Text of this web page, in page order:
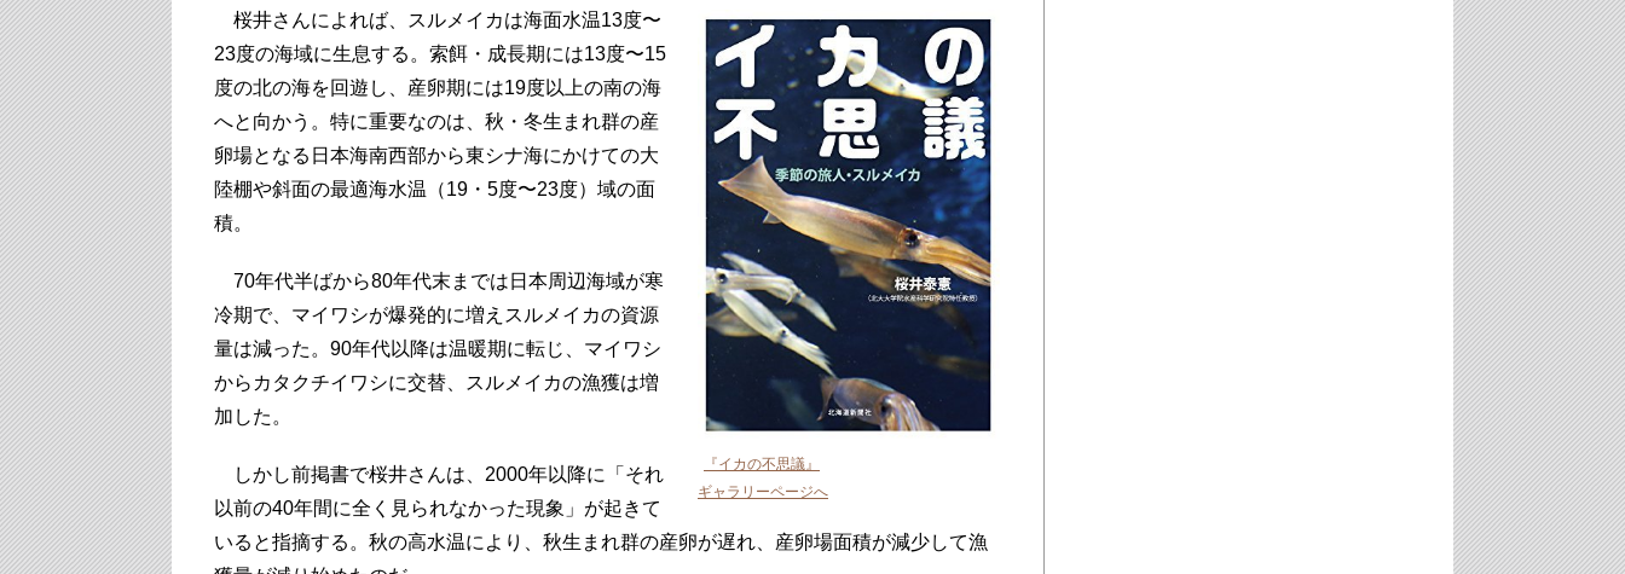
『イカの不思議』
ギャラリーページへ
桜井さんによれば、スルメイカは海面水温13度〜
23度の海域に生息する。索餌・成長期には13度〜15
度の北の海を回遊し、産卵期には19度以上の南の海
へと向かう。特に重要なのは、秋・冬生まれ群の産
卵場となる日本海南西部から東シナ海にかけての大
陸棚や斜面の最適海水温（19・5度〜23度）域の面
積。
70年代半ばから80年代末までは日本周辺海域が寒
冷期で、マイワシが爆発的に増えスルメイカの資源
量は減った。90年代以降は温暖期に転じ、マイワシ
からカタクチイワシに交替、スルメイカの漁獲は増
加した。
しかし前掲書で桜井さんは、2000年以降に「それ
以前の40年間に全く見られなかった現象」が起きて
いると指摘する。秋の高水温により、秋生まれ群の産卵が遅れ、産卵場面積が減少して漁